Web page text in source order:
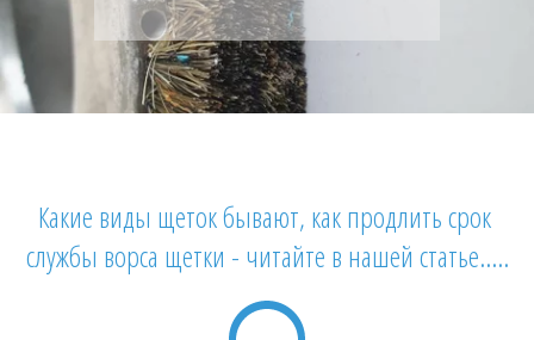
Какие виды щеток бывают, как продлить срок
службы ворса щетки - читайте в нашей статье.....